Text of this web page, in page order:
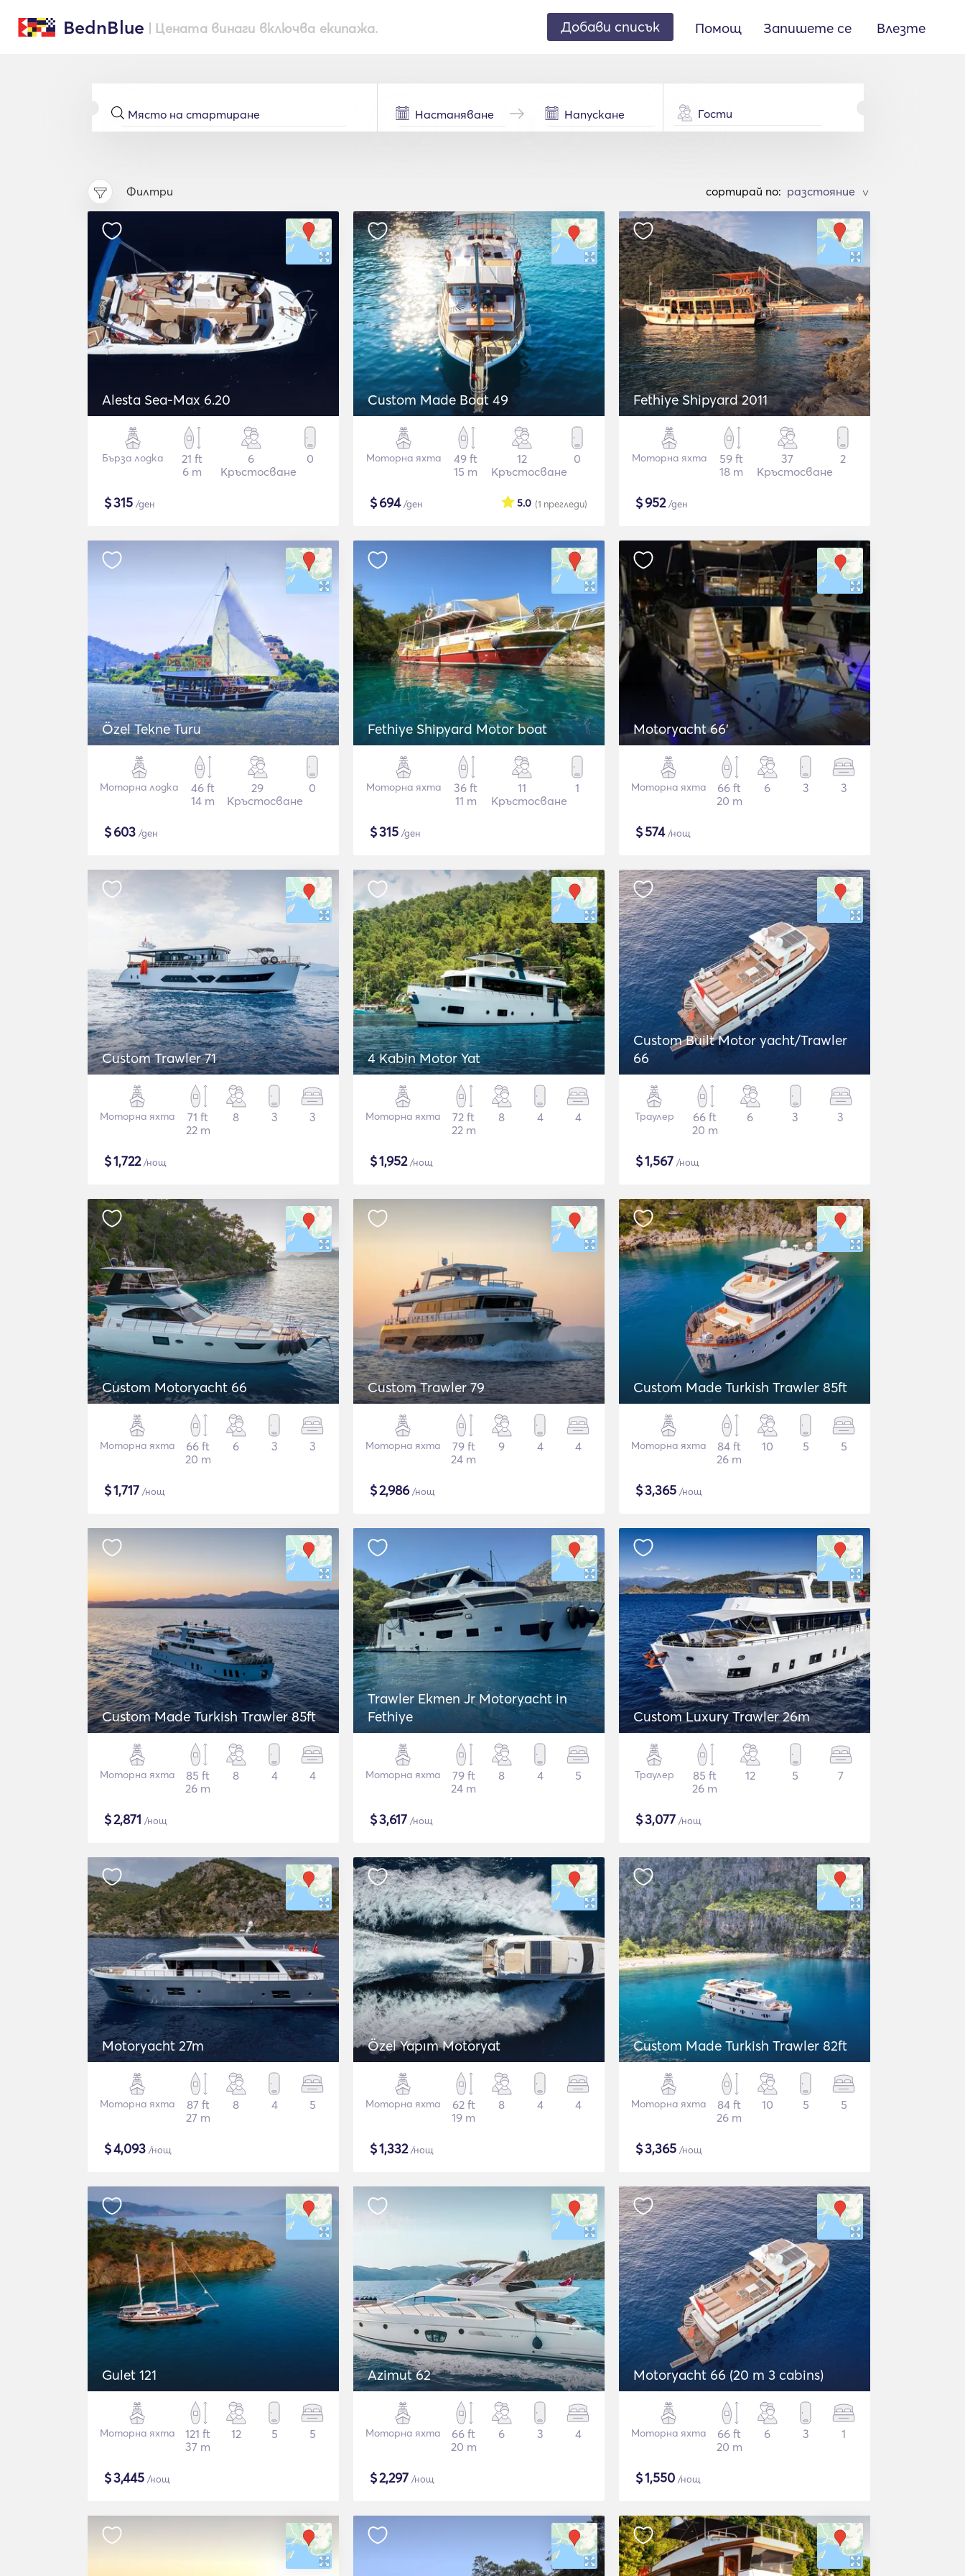
BednBlue | Цената винаги включва екипажа. Добави списък Помощ Запишете се Влезте
Гости
Филтри cортирай по: >
Alesta Sea-Max 6.20
Бърза лодка
21 ft
6 m
6
Кръстосване
0
$315 /ден
Custom Made Boat 49
Моторна яхта
49 ft
15 m
12
Кръстосване
0
$694/ден (1 прегледи)
5.0
Fethiye Shipyard 2011
Моторна яхта
59 ft
18 m
37
Кръстосване
2
$952/ден
Özel Tekne Turu
Моторна лодка
46 ft
14 m
29
Кръстосване
0
$603 /ден
Fethiye Shipyard Motor boat
Моторна яхта
36 ft
11 m
11
Кръстосване
1
$315 /ден
Motoryacht 66'
Моторна яхта
66 ft
20 m
6 3 3
$574/нощ
Custom Trawler 71
Моторна яхта
71 ft
22 m
8 3 3
$1,722/нощ
4 Kabin Motor Yat
Моторна яхта
72 ft
22 m
8 4 4
$1,952/нощ
Custom Built Motor yacht/Trawler
66
Траулер
66 ft
20 m
6 3 3
$1,567 /нощ
Custom Motoryacht 66
Моторна яхта
66 ft
20 m
6 3 3
$1,717 /нощ
Custom Trawler 79
Моторна яхта
79 ft
24 m
9 4 4
$2,986/нощ
Custom Made Turkish Trawler 85ft
Моторна яхта
84 ft
26 m
10 5 5
$3,365 /нощ
Custom Made Turkish Trawler 85ft
Моторна яхта
85 ft
26 m
8 4 4
$2,871 /нощ
Trawler Ekmen Jr Motoryacht in
Fethiye
Моторна яхта
79 ft
24 m
8 4 5
$3,617 /нощ
Custom Luxury Trawler 26m
Траулер
85 ft
26 m
12 5 7
$3,077 /нощ
Motoryacht 27m
Моторна яхта
87 ft
27 m
8 4 5
$4,093 /нощ
Özel Yapım Motoryat
Моторна яхта
62 ft
19 m
8 4 4
$1,332/нощ
Custom Made Turkish Trawler 82ft
Моторна яхта
84 ft
26 m
10 5 5
$3,365 /нощ
Gulet 121
Моторна яхта
121 ft
37 m
12 5 5
$3,445 /нощ
Azimut 62
Моторна яхта
66 ft
20 m
6 3 4
$2,297 /нощ
Motoryacht 66 (20 m 3 cabins)
Моторна яхта
66 ft
20 m
6 3 1
$1,550 /нощ